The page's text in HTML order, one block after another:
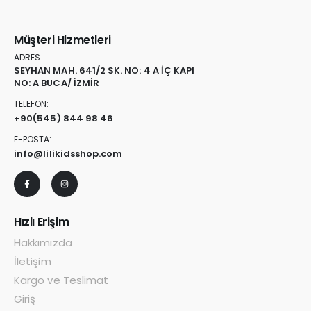
Müşteri Hizmetleri
ADRES:
SEYHAN MAH. 641/2 SK. NO: 4 A İÇ KAPI
NO: A BUCA/ İZMİR
TELEFON:
+90(545) 844 98 46
E-POSTA:
info@lilikidsshop.com
Hızlı Erişim
Hakkımızda
İletişim
Kargo ve Teslimat
Giriş